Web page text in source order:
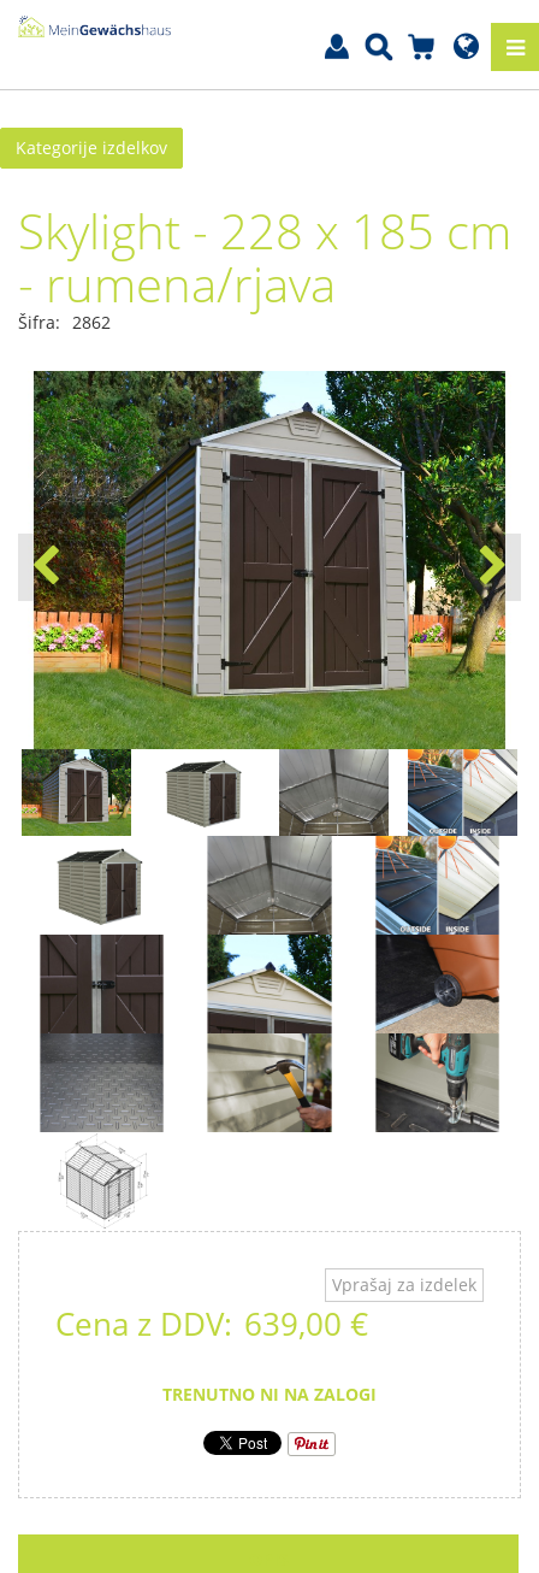
Kategorije izdelkov
Skylight - 228 x 185 cm
- rumena/rjava
Šifra: 2862
Vprašaj za izdelek
Cena z DDV: 639,00 €
TRENUTNO NI NA ZALOGI